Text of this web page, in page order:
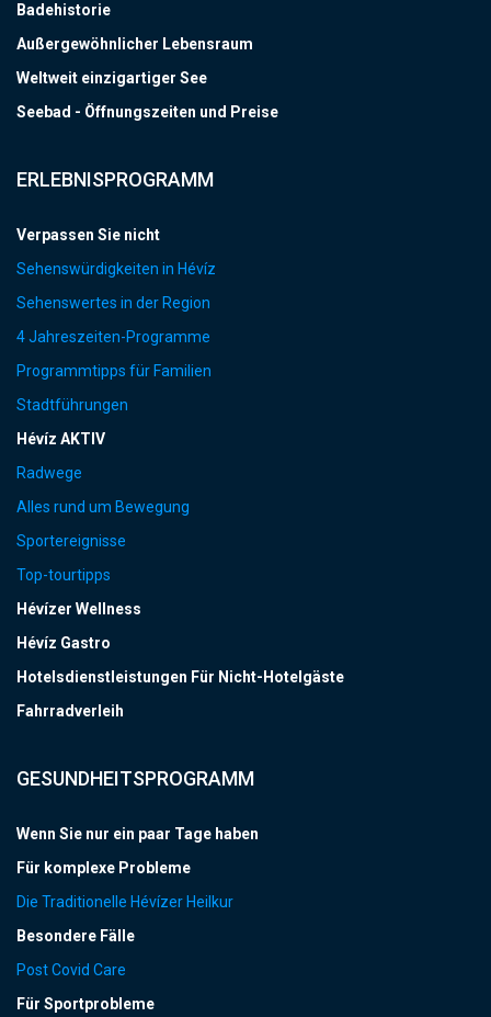
Badehistorie
Außergewöhnlicher Lebensraum
Weltweit einzigartiger See
Seebad - Öffnungszeiten und Preise
ERLEBNISPROGRAMM
Verpassen Sie nicht
Sehenswürdigkeiten in Hévíz
Sehenswertes in der Region
4 Jahreszeiten-Programme
Programmtipps für Familien
Stadtführungen
Hévíz AKTIV
Radwege
Alles rund um Bewegung
Sportereignisse
Top-tourtipps
Hévízer Wellness
Hévíz Gastro
Hotelsdienstleistungen Für Nicht-Hotelgäste
Fahrradverleih
GESUNDHEITSPROGRAMM
Wenn Sie nur ein paar Tage haben
Für komplexe Probleme
Die Traditionelle Hévízer Heilkur
Besondere Fälle
Post Covid Care
Für Sportprobleme